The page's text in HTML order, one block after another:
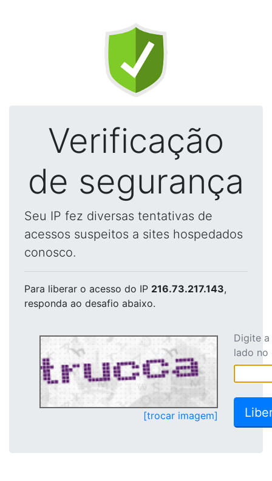
Verificação
de segurança
Seu IP fez diversas tentativas de
acessos suspeitos a sites hospedados
conosco.
Para liberar o acesso do IP 216.73.217.143,
responda ao desafio abaixo.
[trocar imagem]
Digite
lado no